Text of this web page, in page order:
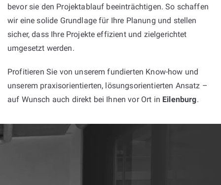
bevor sie den Projektablauf beeinträchtigen. So schaffen
wir eine solide Grundlage für Ihre Planung und stellen
sicher, dass Ihre Projekte effizient und zielgerichtet
umgesetzt werden.
Profitieren Sie von unserem fundierten Know-how und
unserem praxisorientierten, lösungsorientierten Ansatz –
auf Wunsch auch direkt bei Ihnen vor Ort in Eilenburg.